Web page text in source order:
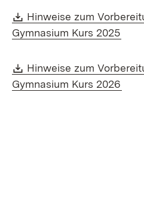
Download:
Hinweise zum
Gymnasium Kurs 2025
Download:
Hinweise zum
Gymnasium Kurs 2026